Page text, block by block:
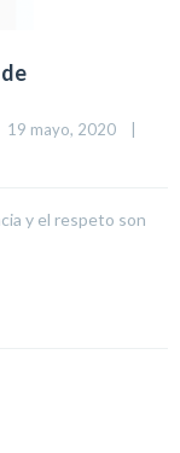
19 mayo, 2020
y el respeto son